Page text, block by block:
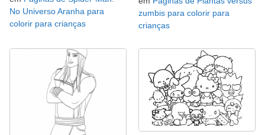
No Universo Aranha para
colorir para crianças
zumbis para colorir para
crianças